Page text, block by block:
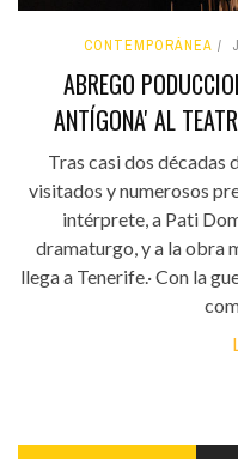
CONTEMPORÁNEA
ABREGO
ANTÍGONA' AL
Tras casi dos décadas
visitados y numerosos
intérprete, a Pati
dramaturgo, y a la obra
llega a Tenerife.· Con la